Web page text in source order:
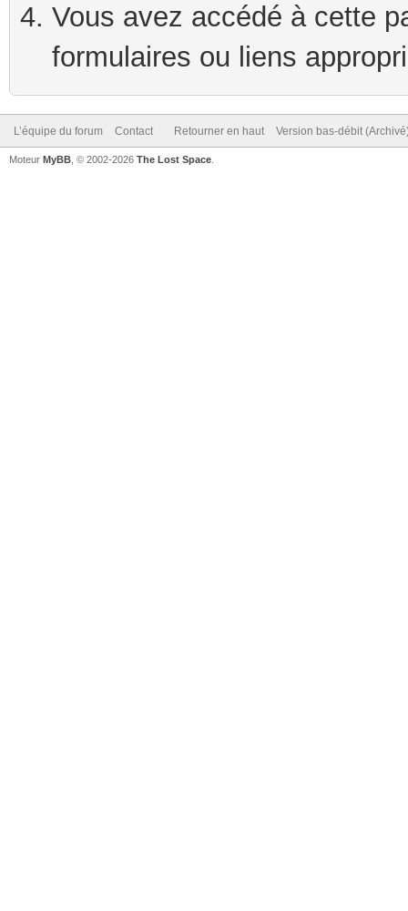
Vous avez accédé à cette
formulaires ou liens
L’équipe du forum Contact Retourner en haut Version bas-débit
Moteur MyBB , © 2002-2026 The Lost Space